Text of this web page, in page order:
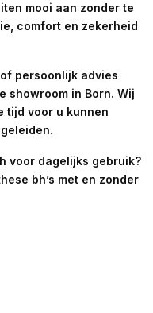
mooi aan zonder te
comfort en zekerheid
persoonlijk advies
showroom in Born. Wij
tijd voor u kunnen
voor dagelijks gebruik?
bh’s met en zonder